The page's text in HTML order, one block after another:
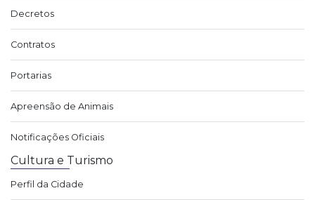
Decretos
Contratos
Portarias
Apreensão de Animais
Notificações Oficiais
Cultura e Turismo
Perfil da Cidade